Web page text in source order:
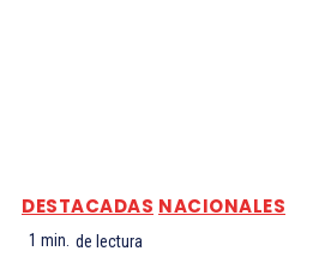
DESTACADAS NACIONALES
1 min. de lectura